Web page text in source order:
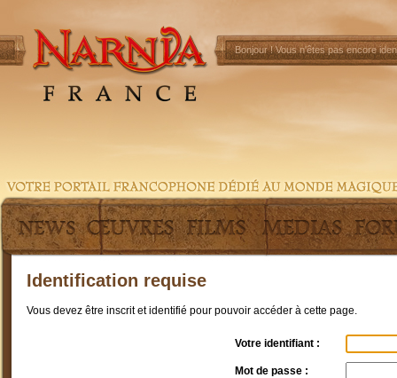
Bonjour !Vous n'êtes pas encore
Identification requise
Vous devez être inscrit et identifié pour pouvoir accéder à cette page.
Votre identifiant :
Mot de passe :